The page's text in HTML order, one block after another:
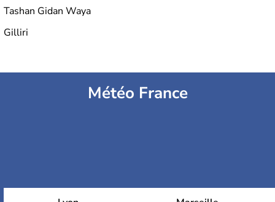
Tashan Gidan Waya
Gilliri
Météo France